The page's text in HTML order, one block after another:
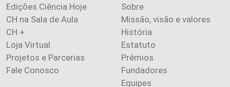
Edições Ciência Hoje
CH na Sala de Aula
CH +
Loja Virtual
Projetos e Parcerias
Fale Conosco
Sobre
Missão, visão e valores
História
Estatuto
Prêmios
Fundadores
Equipes